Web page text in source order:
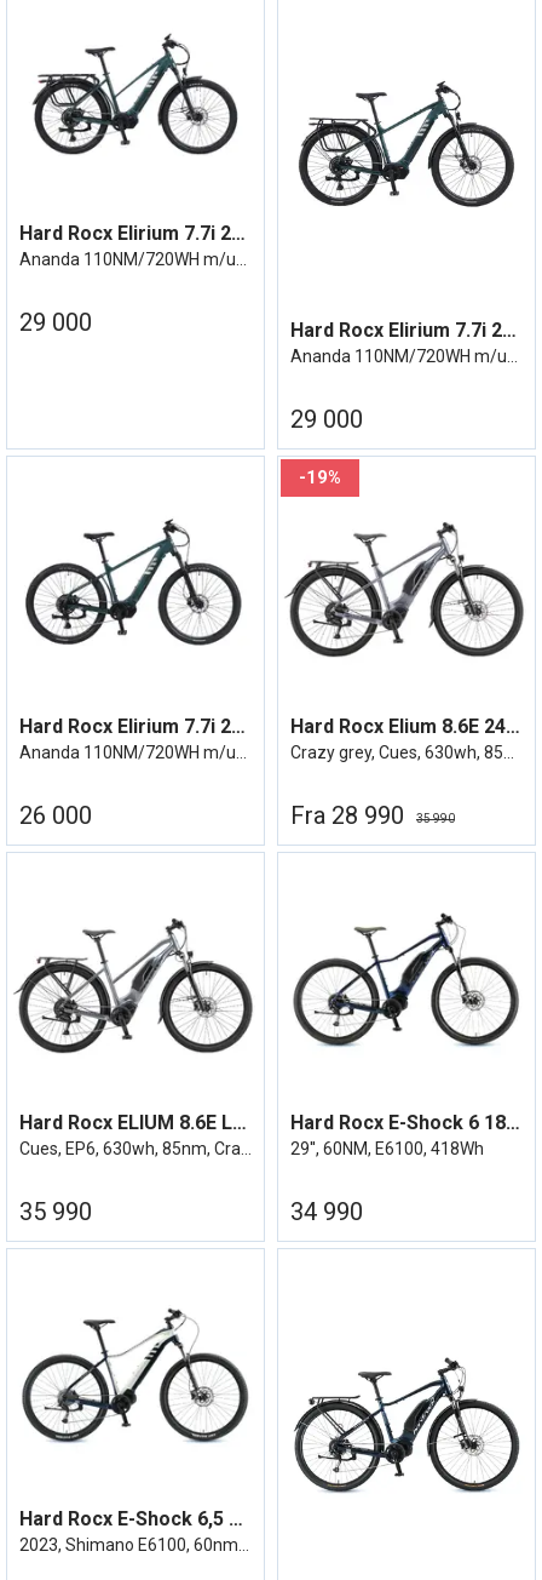
Hard Rocx Elirium 7.7i 27R MS m/utstyr
Ananda 110NM/720WH m/utstyr - Cues 11/46
29 000 Hard Rocx Elirium 7.7i 29R HR m/utstyr
Ananda 110NM/720WH m/utstyr - Cues 11/46
29 000
Hard Rocx Elirium 7.7i 29R HR u/utstyr
Ananda 110NM/720WH m/utstyr - Cues 11/46
26 000
19%
Hard Rocx Elium 8.6E 24/25
Crazy grey, Cues, 630wh, 85nm
Fra 28 990 35 990
Hard Rocx ELIUM 8.6E LS 24/25
Cues, EP6, 630wh, 85nm, Crazy Grey
35 990
Hard Rocx E-Shock 6 18,5''
29'', 60NM, E6100, 418Wh
34 990
Hard Rocx E-Shock 6,5 Elsykkel 18,5''
2023, Shimano E6100, 60nm, 504wh